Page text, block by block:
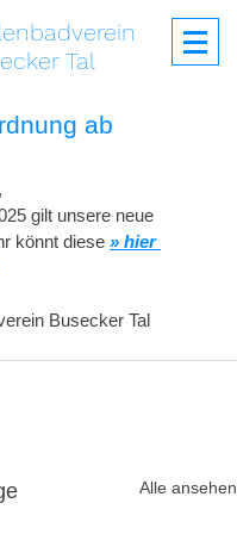
Tal
ab
gilt unsere neue
könnt diese » hier
Busecker Tal
Alle ansehen